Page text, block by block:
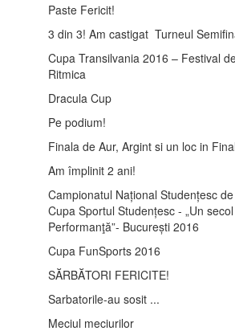
Paste Fericit!
3 din 3! Am castigat Turneul
Cupa Transilvania 2016 – Festival
Ritmica
Dracula Cup
Pe podium!
Finala de Aur, Argint si un loc in
Am împlinit 2 ani!
Campionatul Național Studențesc
Cupa Sportul Studențesc - „Un
Performanţă”- București 2016
Cupa FunSports 2016
SĂRBĂTORI FERICITE!
Sarbatorile-au sosit ...
Meciul meciurilor